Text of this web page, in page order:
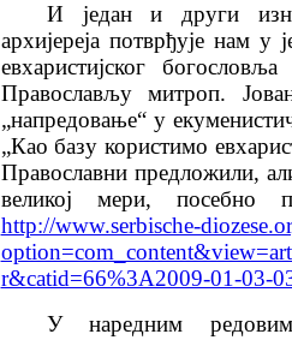
И један и други
архијереја потврђује нам у
евхаристијског
Православљу митроп.
„напредовање“ у
„Као базу користимо
Православни предложили,
великој мери, посебно
http://www.serbische-
r&catid=66%3A2009-01-03-
У наредним